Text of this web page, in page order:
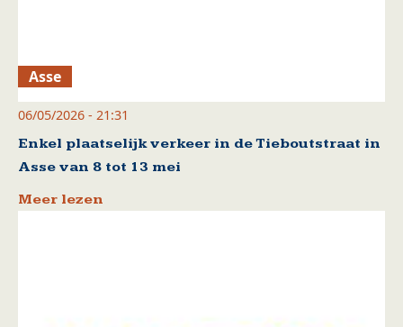
Asse
06/05/2026 - 21:31
Enkel plaatselijk verkeer in de Tieboutstraat in
Asse van 8 tot 13 mei
Meer lezen